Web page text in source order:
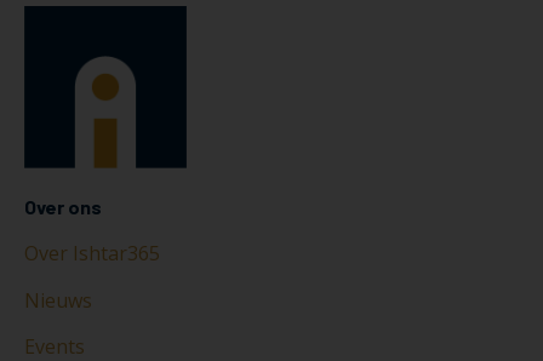
Over ons
Over Ishtar365
Nieuws
Events